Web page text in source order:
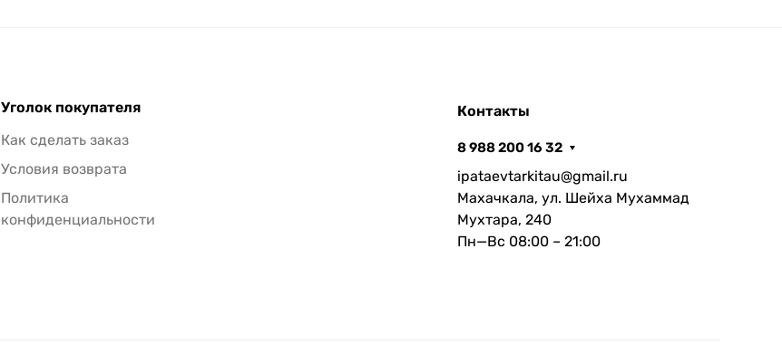
Уголок покупателя
Как сделать заказ
Условия возврата
Политика
конфиденциальности
Контакты
8 988 200 16 32
ipataevtarkitau@gmail.ru
Махачкала, ул. Шейха Мухаммад
Мухтара, 240
Пн—Вс 08:00 – 21:00